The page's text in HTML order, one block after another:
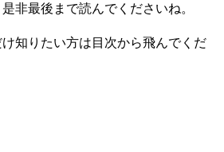
非最後まで読んでくださいね。
知りたい方は目次から飛んでくだ